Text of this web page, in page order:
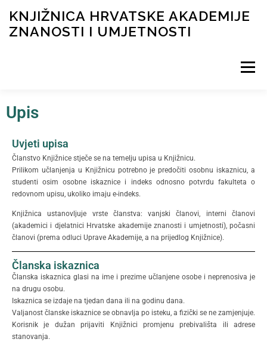
KNJIŽNICA HRVATSKE AKADEMIJE
ZNANOSTI I UMJETNOSTI
Izbornik
NOVOSTI
KATALOG I DIGITALNA ZBIRKA FOND
Upis
Uvjeti upisa
Članstvo Knjižnice stječe se na temelju upisa u Knjižnicu.
Prilikom učlanjenja u Knjižnicu potrebno je predočiti osobnu iskaznicu, a
studenti osim osobne iskaznice i indeks odnosno potvrdu fakulteta o
redovnom upisu, ukoliko imaju e-indeks.
Knjižnica ustanovljuje vrste članstva: vanjski članovi, interni članovi
(akademici i djelatnici Hrvatske akademije znanosti i umjetnosti), počasni
članovi (prema odluci Uprave Akademije, a na prijedlog Knjižnice).
Članska iskaznica
Članska iskaznica glasi na ime i prezime učlanjene osobe i neprenosiva je
na drugu osobu.
Iskaznica se izdaje na tjedan dana ili na godinu dana.
Valjanost članske iskaznice se obnavlja po isteku, a fizički se ne zamjenjuje.
Korisnik je dužan prijaviti Knjižnici promjenu prebivališta ili adrese
stanovanja.